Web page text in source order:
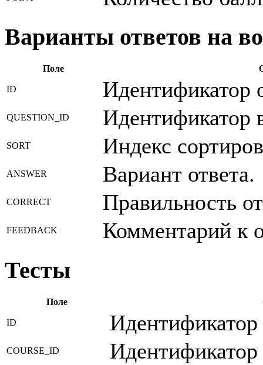
Варианты ответов на
Поле
ID Идентификатор
QUESTION_ID Идентификатор
SORT Индекс
ANSWER Вариант ответа.
CORRECT Правильность
FEEDBACK Комментарий к
Тесты
Поле
ID Идентификатор
COURSE_ID Идентификатор